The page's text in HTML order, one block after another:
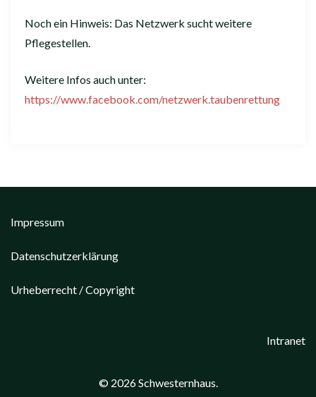
Noch ein Hinweis: Das Netzwerk sucht weitere
Pflegestellen.
Weitere Infos auch unter:
https://www.facebook.com/netzwerk.taubenrettung
Impressum
Datenschutzerklärung
Urheberrecht / Copyright
Intranet
© 2026 Schwesternhaus.